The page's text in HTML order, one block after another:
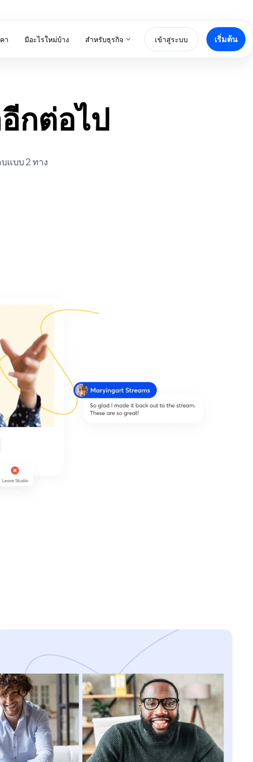
า มีอะไรใหม่บ้าง สำหรับธุรกิจ เข้าสู่ระบบ เริ่มต้น
กต่อไป
แบบ 2 ทาง